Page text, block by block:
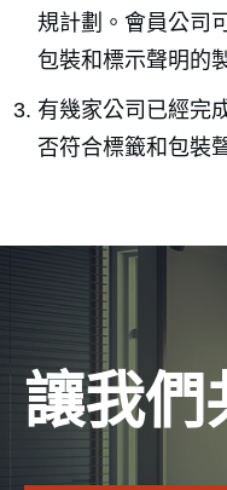
規計劃。會員公司
包裝和標示聲明的
有幾家公司已經完
否符合標籤和包裝
讓我們